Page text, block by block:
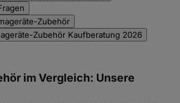
Zubehör
Zubehör Kaufberatung 2026
im Vergleich: Unsere